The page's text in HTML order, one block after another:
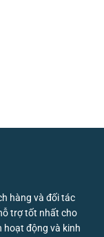
hàng và đối tác
trợ tốt nhất cho
hoạt động và kinh